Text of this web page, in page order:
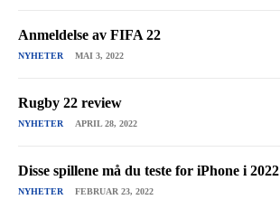
Anmeldelse av FIFA 22
NYHETER MAI 3, 2022
Rugby 22 review
NYHETER APRIL 28, 2022
Disse spillene må du teste for iPhone i 2022
NYHETER FEBRUAR 23, 2022